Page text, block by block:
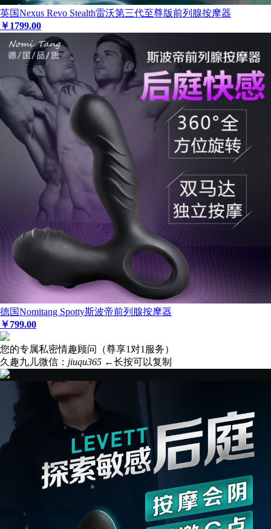
英国Nexus Revo Stealth雷沃第三代至尊版前列腺按摩器
￥1799.00
德国Nomitang Spotty斯波帝前列腺按摩器
￥799.00
您的专属私密情趣顾问（尊享1对1服务）
久趣九儿微信： jiuqu365 ←长按可以复制